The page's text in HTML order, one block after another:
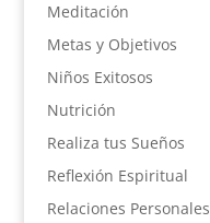
Meditación
Metas y Objetivos
Niños Exitosos
Nutrición
Realiza tus Sueños
Reflexión Espiritual
Relaciones Personales